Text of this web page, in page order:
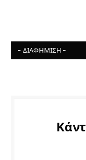
- ΔΙΑΦΉΜΙΣΗ -